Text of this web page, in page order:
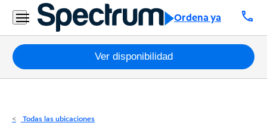
Ordena ya call
Residencial
Business
Paquetes
Internet
Ver disponibilidad
Todas las ubicaciones